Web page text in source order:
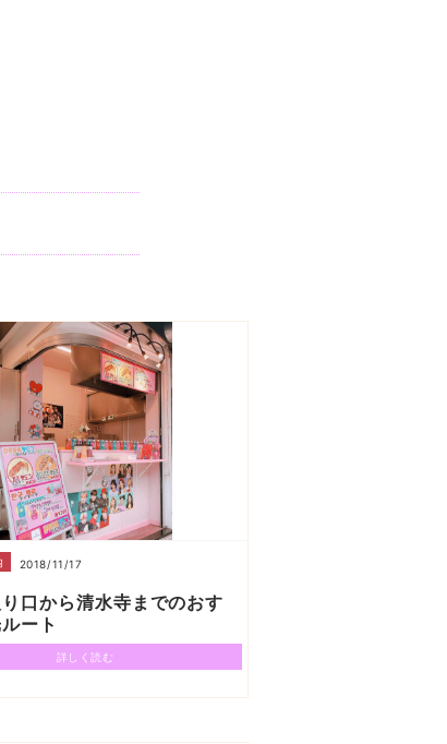
2018/11/17
口から清水寺までのおす
ート
詳しく読む